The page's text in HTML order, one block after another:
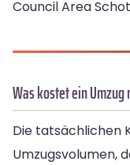
Council Area
Was kostet ein Umzug
Die tatsächlichen
Umzugsvolumen,